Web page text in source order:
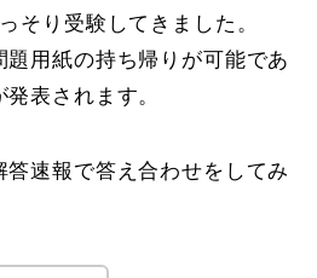
そり受験してきました。
用紙の持ち帰りが可能であ
表されます。
答速報で答え合わせをしてみ